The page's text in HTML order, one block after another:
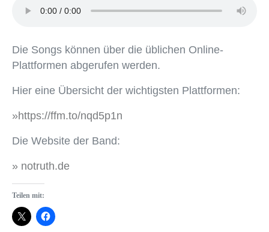
Die Songs können über die üblichen Online-
Plattformen abgerufen werden.
Hier eine Übersicht der wichtigsten Plattformen:
»https://ffm.to/nqd5p1n
Die Website der Band:
» notruth.de
Teilen mit: